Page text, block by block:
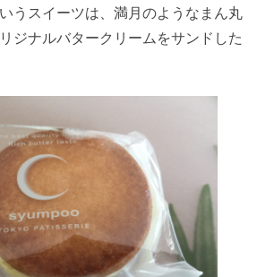
うスイーツは、満月のようなまん丸
ジナルバタークリームをサンドした